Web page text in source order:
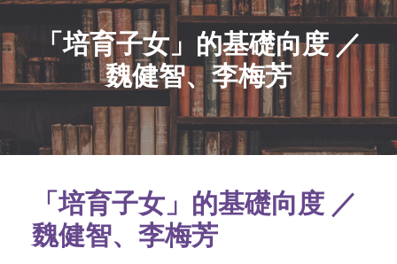
「培育子女」的基礎向度 ／
魏健智、李梅芳
「培育子女」的基礎向度 ／
魏健智、李梅芳